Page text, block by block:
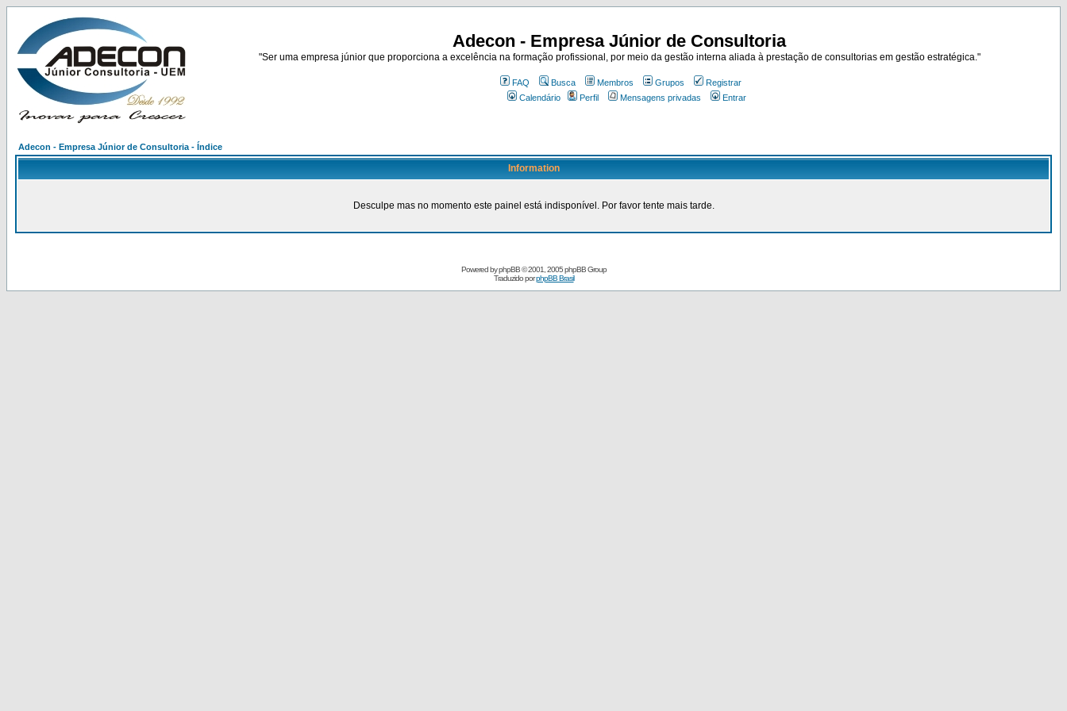
Adecon - Empresa Júnior de Consultoria
"Ser uma empresa júnior que proporciona a excelência na formação profissional, por meio da gestão interna aliada à prestação de consultorias em gestão estratégica."
FAQ Busca Membros Grupos
Registrar
Calendário
Perfil Mensagens privadas Entrar
Adecon - Empresa Júnior de Consultoria - Índice
Information
Desculpe mas no momento este painel está indisponível. Por favor tente mais tarde.
Powered byphpBB© 2001, 2005 phpBB Group
Traduzido porphpBB Brasil